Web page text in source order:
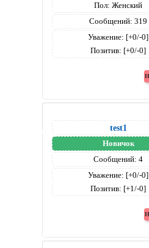
Пол: Женский
Сообщений: 319
Уважение: [+0/-0]
Позитив: [+0/-0]
test1
Новичок
Сообщений: 4
Уважение: [+0/-0]
Позитив: [+1/-0]